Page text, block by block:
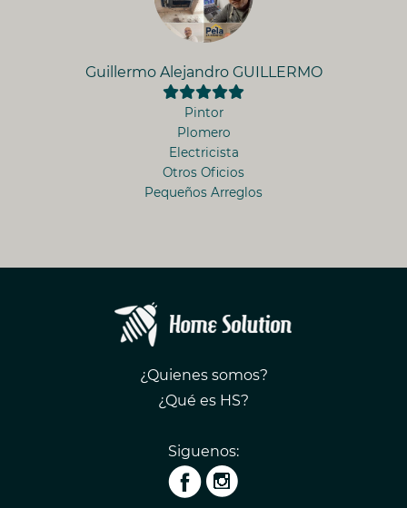
Guillermo Alejandro GUILLERMO
Pintor
Plomero
Electricista
Otros Oficios
Pequeños Arreglos
¿Quienes somos?
¿Qué es HS?
Siguenos: